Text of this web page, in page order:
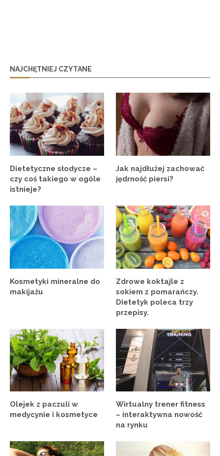
NAJCHĘTNIEJ CZYTANE
Dietetyczne słodycze –
czy coś takiego w ogóle
istnieje?
Jak najdłużej zachować
jędrność piersi?
Kosmetyki mineralne do
makijażu
Zdrowe koktajle z
sokiem z pomarańczy.
Dietetyk poleca trzy
przepisy.
Olejek z paczuli w
medycynie i kosmetyce
Wirtualny trener fitness
– interaktywna nowość
na rynku